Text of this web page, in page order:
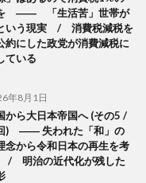
―― 「生活苦」世帯が
いう現実 / 消費税減税を
約にした政党が消費減税に
ている
年8月1日
から大日本帝国へ (その5 /
) ―― 失われた「和」の
念から令和日本の再生を考
/ 明治の近代化が残した